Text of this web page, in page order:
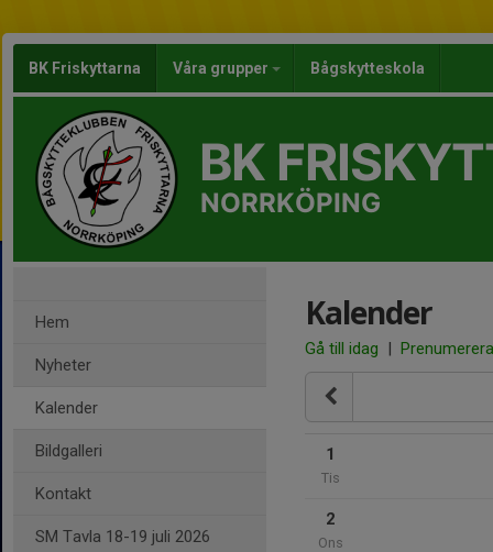
BK Friskyttarna Våra grupper Bågskytteskola
BK
NORRKÖPING
Hem
Nyheter
Kalender
Bildgalleri
Kontakt
SM Tavla 18-19 juli 2026
Kalender
Gå till idag | Prenumerera
1
Tis
2
Ons